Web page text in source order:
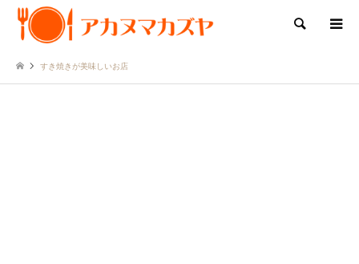
検索
すき焼きが美味しいお店